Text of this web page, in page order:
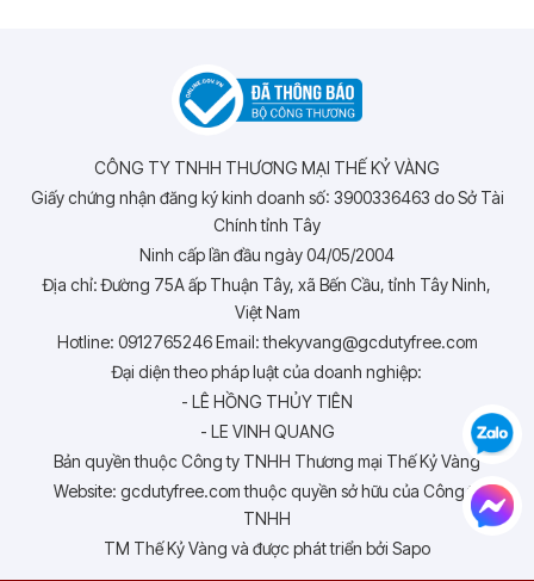
CÔNG TY TNHH THƯƠNG MẠI THẾ KỶ VÀNG
Giấy chứng nhận đăng ký kinh doanh số: 3900336463 do Sở Tài
Chính tỉnh Tây
Ninh cấp lần đầu ngày 04/05/2004
Địa chỉ: Đường 75A ấp Thuận Tây, xã Bến Cầu, tỉnh Tây Ninh,
Việt Nam
Hotline: 0912765246 Email: thekyvang@gcdutyfree.com
Đại diện theo pháp luật của doanh nghiệp:
- LÊ HỒNG THỦY TIÊN
- LE VINH QUANG
Bản quyền thuộc Công ty TNHH Thương mại Thế Kỷ Vàng
Website: gcdutyfree.com thuộc quyền sở hữu của Công ty
TNHH
TM Thế Kỷ Vàng và được phát triển bởi Sapo